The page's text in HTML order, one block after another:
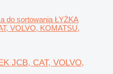
do sortowania ŁYŻKA
VOLVO, KOMATSU,
JCB, CAT, VOLVO,